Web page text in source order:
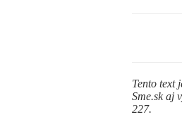
Tento text
Sme.sk aj
227.